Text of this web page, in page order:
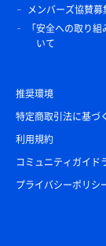
メンバーズ協賛募
「安全への取り
いて
推奨環境
特定商取引法に基づ
利用規約
コミュニティガイド
プライバシーポリシ